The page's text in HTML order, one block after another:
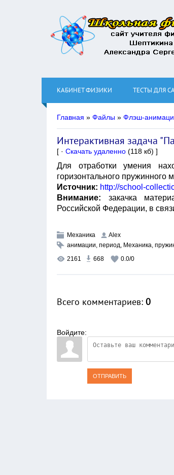
КАБИНЕТ ФИЗИКИ ТЕСТЫ ДЛЯ
Главная » Файлы » Флэш-
Интерактивная задача
[ · Скачать удаленно (118 кб) ]
Для отработки умения
горизонтального пружинного
Источник: http://school-
Внимание: закачка
Российской Федерации, в
Механика
Alex
анимации, период, Механика,
2161
668 0.0/0
Всего комментариев: 0
Войдите:
ОТПРАВИТЬ